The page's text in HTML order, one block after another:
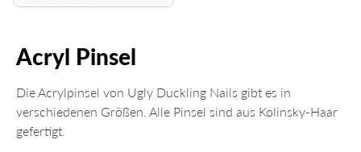
Acryl Pinsel
Die Acrylpinsel von Ugly Duckling Nails gibt es in
verschiedenen Größen. Alle Pinsel sind aus Kolinsky-Haar
gefertigt.